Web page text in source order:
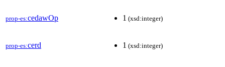
prop-es:cedawOp 1 (xsd:integer)
prop-es:cerd 1 (xsd:integer)